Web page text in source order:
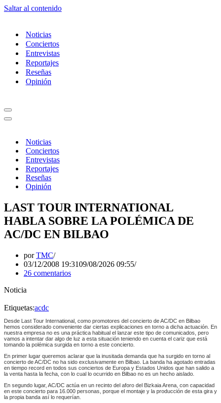
Saltar al contenido
Noticias
Conciertos
Entrevistas
Reportajes
Reseñas
Opinión
Menú
de
Menú
Noticias
Conciertos
Entrevistas
Reportajes
Reseñas
Opinión
LAST TOUR INTERNATIONAL
HABLA SOBRE LA POLÉMICA DE
AC/DC EN BILBAO
porTMC
03/12/2008 19:3109/08/2026 09:55
26 comentarios
Noticia
Etiquetas:acdc
Desde Last Tour International, como promotores del concierto de AC/DC en Bilbao
hemos considerado conveniente dar ciertas explicaciones en torno a dicha actuación. En
nuestra empresa no es una práctica habitual el lanzar este tipo de comunicados, pero
vamos a intentar dar algo de luz a esta situación teniendo en cuenta el cariz que está
tomando la polémica surgida en torno a este concierto.
En primer lugar queremos aclarar que la inusitada demanda que ha surgido en torno al
concierto de AC/DC no ha sido exclusivamente en Bilbao. La banda ha agotado entradas
en tiempo record en todos sus conciertos de Europa y Estados Unidos que han salido a
la venta hasta la fecha, con lo cual lo ocurrido en Bilbao no es un hecho aislado.
En segundo lugar, AC/DC actúa en un recinto del aforo del Bizkaia Arena, con capacidad
en este concierto para 16.000 personas, porque el montaje y la producción de esta gira y
la propia banda así lo requerían.